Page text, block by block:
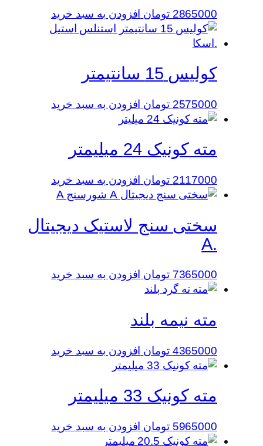
2865000 تومان افزودن به سبد خرید
کولیس 15 سانتیمتر
2575000 تومان افزودن به سبد خرید
مته کونیک 24 میلیمتر
2117000 تومان افزودن به سبد خرید
سختی سنج لاستیک دیجیتال
.A
7365000 تومان افزودن به سبد خرید
مته نیمه بلند
4365000 تومان افزودن به سبد خرید
مته کونیک 33 میلیمتر
5965000 تومان افزودن به سبد خرید